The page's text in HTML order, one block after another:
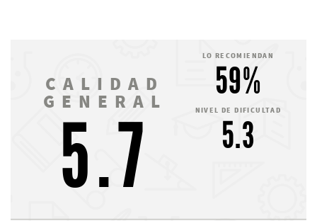
CALIDAD
GENERAL
5.7
LO RECOMIENDAN
59%
NIVEL DE DIFICULTAD
5.3